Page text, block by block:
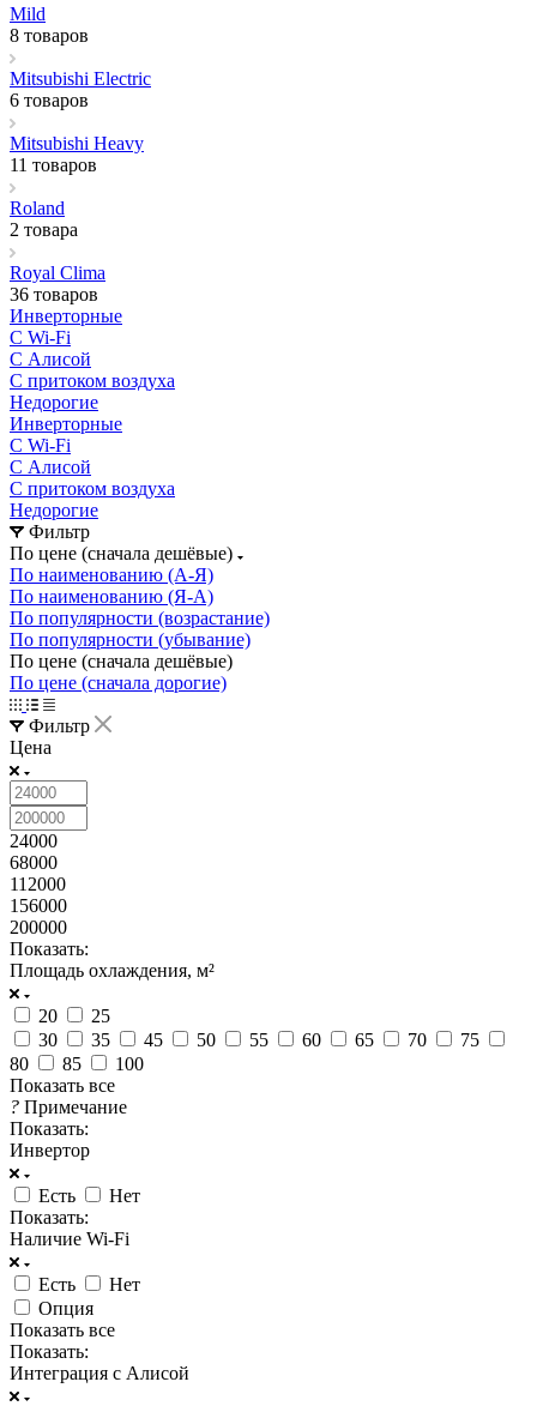
Mild
8 товаров
Mitsubishi Electric
6 товаров
Mitsubishi Heavy
11 товаров
Roland
2 товара
Royal Clima
36 товаров
Инверторные
С Wi-Fi
С Алисой
С притоком воздуха
Недорогие
Инверторные
С Wi-Fi
С Алисой
С притоком воздуха
Недорогие
Фильтр
По цене (сначала дешёвые)
По наименованию (А-Я)
По наименованию (Я-А)
По популярности (возрастание)
По популярности (убывание)
По цене (сначала дешёвые)
По цене (сначала дорогие)
Фильтр
Цена
24000
68000
112000
156000
200000
Показать:
Площадь охлаждения, м²
20
25
30
35 45 50 55 60 65 70
75
80
85
100
Показать все
? Примечание
Показать:
Инвертор
Есть
Нет
Показать:
Наличие Wi-Fi
Есть
Нет
Опция
Показать все
Показать:
Интеграция с Алисой